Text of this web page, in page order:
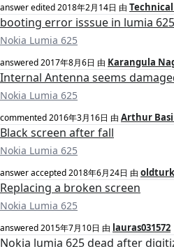
answer edited2018年2月14日 由
booting error isssue in lumia 625
Nokia Lumia 625
answered2017年8月6日 由 Karangula
Internal Antenna seems
Nokia Lumia 625
commented2016年3月16日 由 Arthur
Black screen after fall
Nokia Lumia 625
answer accepted2018年6月24日 由
Replacing a broken screen
Nokia Lumia 625
answered2015年7月10日 由 lauras031572
Nokia lumia 625 dead after